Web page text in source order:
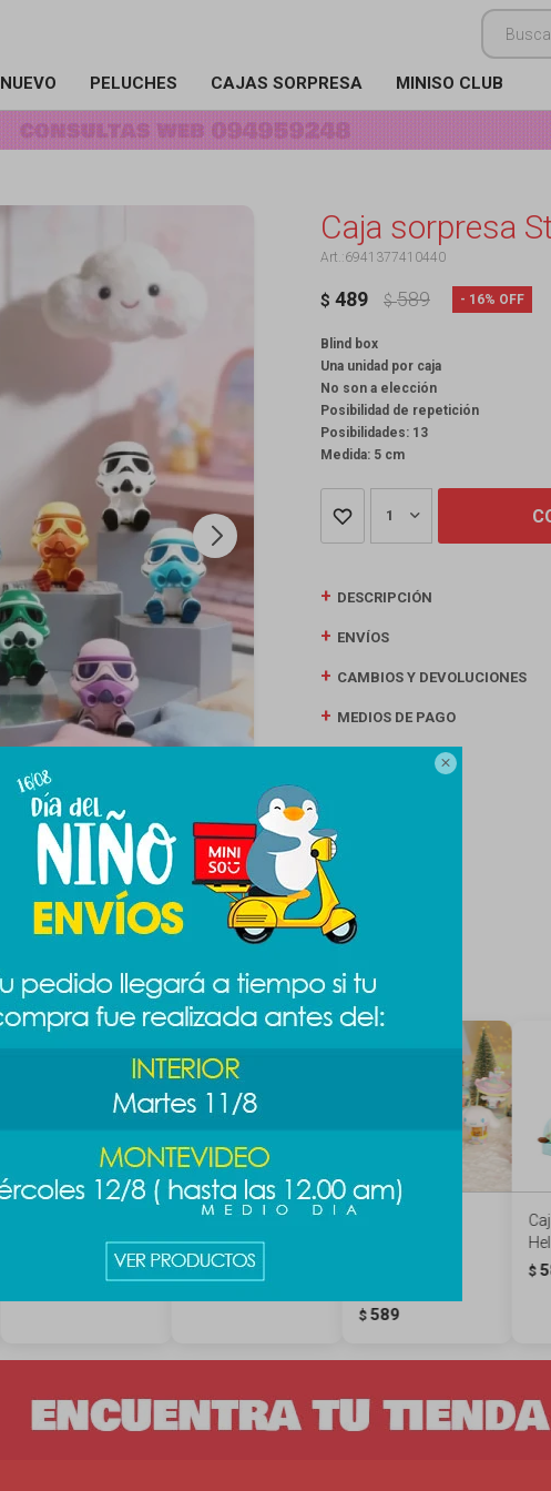

NUEVO PELUCHES CAJAS SORPRESA MINISO CLUB
Caja sorpresa
6941377410440
$ 489 $ 589 16
Blind box
Una unidad por caja
No son a elección
Posibilidad de repetición
Posibilidades: 13
Medida: 5 cm
1
DESCRIPCIÓN
ENVÍOS
CAMBIOS Y DEVOLUCIONES
MEDIOS DE PAGO
Productos que te pueden interesar
Caja sorpresa
motorhome Stitch
$ 589 $789
$ 589
$